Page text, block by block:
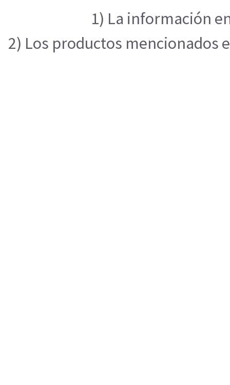
1) La información
2) Los productos mencionados